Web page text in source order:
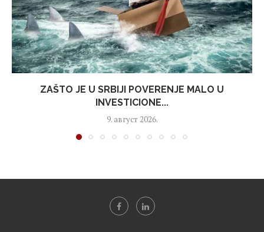
ZAŠTO JE U SRBIJI POVERENJE MALO U
INVESTICIONE...
9. август 2026.